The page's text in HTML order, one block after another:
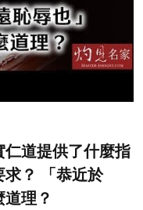
道提供了什麼指
求？ 「恭近於
理？